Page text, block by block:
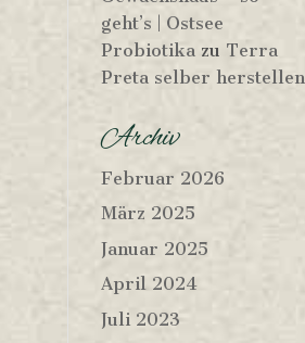
geht’s | Ostsee
Probiotika zu Terra
Preta selber herstellen
Archiv
Februar 2026
März 2025
Januar 2025
April 2024
Juli 2023